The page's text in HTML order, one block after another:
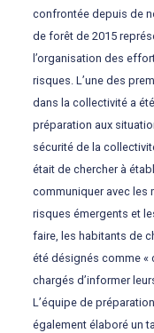
confrontée depuis de
de forêt de 2015
l’organisation des
risques. L’une des
dans la collectivité a
préparation aux
sécurité de la
était de chercher à
communiquer avec les
risques émergents et
faire, les habitants de
été désignés comme «
chargés d’informer
L’équipe de
également élaboré un